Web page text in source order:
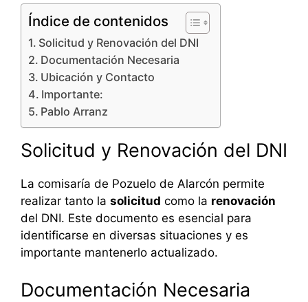
Índice de contenidos
Solicitud y Renovación del DNI
Documentación Necesaria
Ubicación y Contacto
Importante:
Pablo Arranz
Solicitud y Renovación del DNI
La comisaría de Pozuelo de Alarcón permite
realizar tanto la solicitud como la renovación
del DNI. Este documento es esencial para
identificarse en diversas situaciones y es
importante mantenerlo actualizado.
Documentación Necesaria